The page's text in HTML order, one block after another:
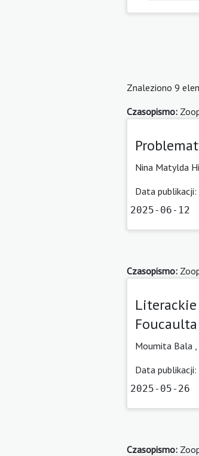
Znaleziono 9
Czasopismo:
Nina Matylda
Data
2025-06-12
Czasopismo:
Foucaulta
Moumita Bala
Data
2025-05-26
Czasopismo: